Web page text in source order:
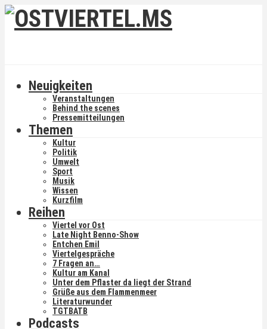
Neuigkeiten
Veranstaltungen
Behind the scenes
Pressemitteilungen
Themen
Kultur
Politik
Umwelt
Sport
Musik
Wissen
Kurzfilm
Reihen
Viertel vor Ost
Late Night Benno-Show
Entchen Emil
Viertelgespräche
7 Fragen an…
Kultur am Kanal
Unter dem Pflaster da liegt der Strand
Grüße aus dem Flammenmeer
Literaturwunder
TGTBATB
Podcasts